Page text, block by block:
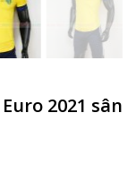
2021 sân